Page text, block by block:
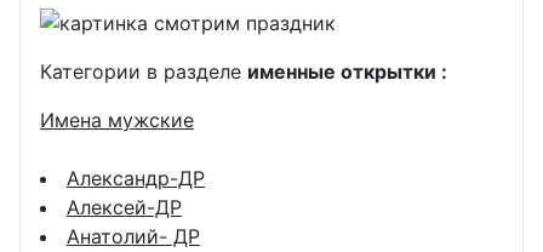
Категории в разделе именные открытки :
Имена мужские
Александр-ДР
Алексей-ДР
Анатолий- ДР